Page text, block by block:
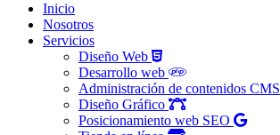
Inicio
Nosotros
Servicios
Diseño Web
Desarrollo web
Administración de contenidos CMS
Diseño Gráfico
Posicionamiento web SEO